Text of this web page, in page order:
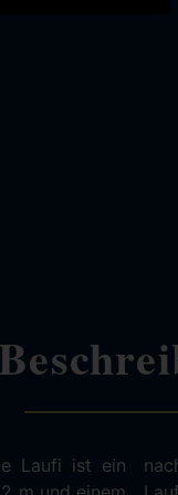
Laufi ist ein
Mit